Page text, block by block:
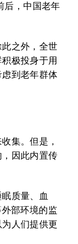
后，中国老年
之外，全世
极投身于用
到老年群体
集。但是，
因此内置传
质量、血
部环境的监
人们提供更